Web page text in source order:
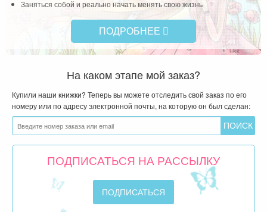
Заняться собой и реально начать менять свою жизнь
ПОДРОБНЕЕ
На каком этапе мой заказ?
Купили наши книжки? Теперь вы можете отследить свой заказ по его
номеру или по адресу электронной почты, на которую он был сделан:
ПОДПИСАТЬСЯ НА РАССЫЛКУ